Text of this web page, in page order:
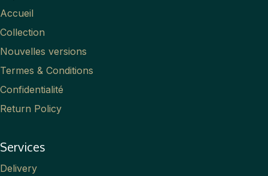
Accueil
Collection
Nouvelles versions
Termes & Conditions
Confidentialité
Return Policy
Services
Delivery